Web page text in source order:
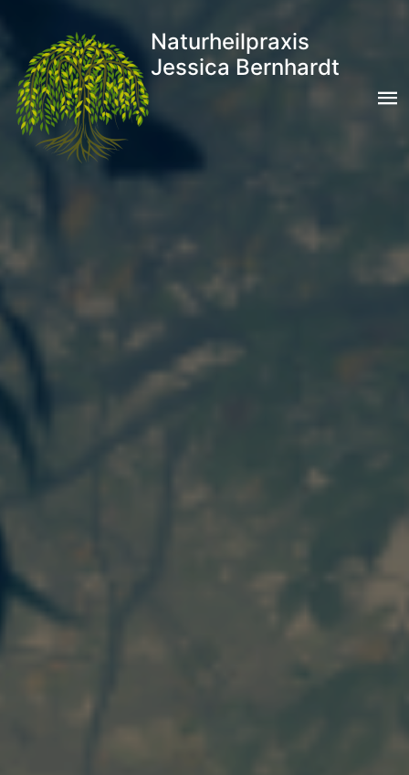
Naturheilpraxis
Jessica Bernhardt